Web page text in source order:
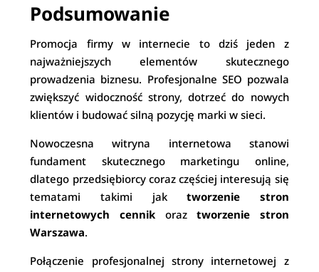
Podsumowanie
Promocja firmy w internecie to dziś jeden z
najważniejszych elementów skutecznego
prowadzenia biznesu. Profesjonalne SEO pozwala
zwiększyć widoczność strony, dotrzeć do nowych
klientów i budować silną pozycję marki w sieci.
Nowoczesna witryna internetowa stanowi
fundament skutecznego marketingu online,
dlatego przedsiębiorcy coraz częściej interesują się
tematami takimi jaktworzenie stron
internetowych cennikoraztworzenie stron
Warszawa.
Połączenie profesjonalnej strony internetowej z